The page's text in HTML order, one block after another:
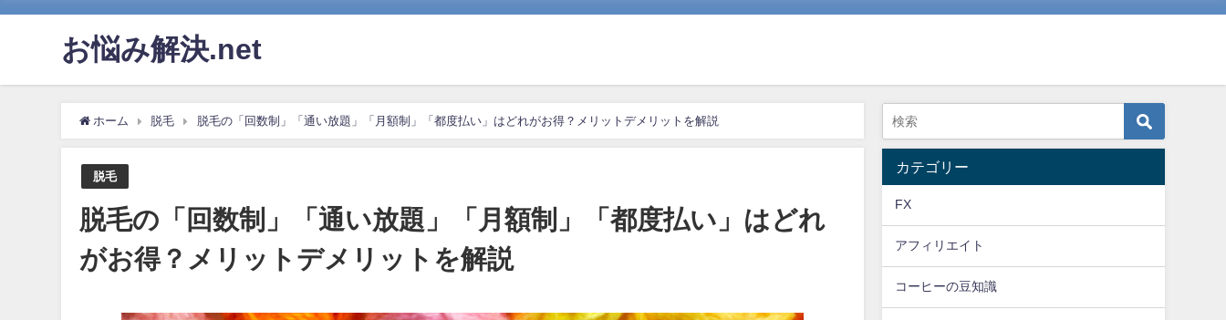
お悩み解決.net
ホーム 脱毛 脱毛の「回数制」「通い放題」「月額制」「都度払い」はどれがお得？メリットデメリットを解説
脱毛
脱毛の「回数制」「通い放題」「月額制」「都度払い」はどれ
がお得？メリットデメリットを解説
カテゴリー
FX
アフィリエイト
コーヒーの豆知識